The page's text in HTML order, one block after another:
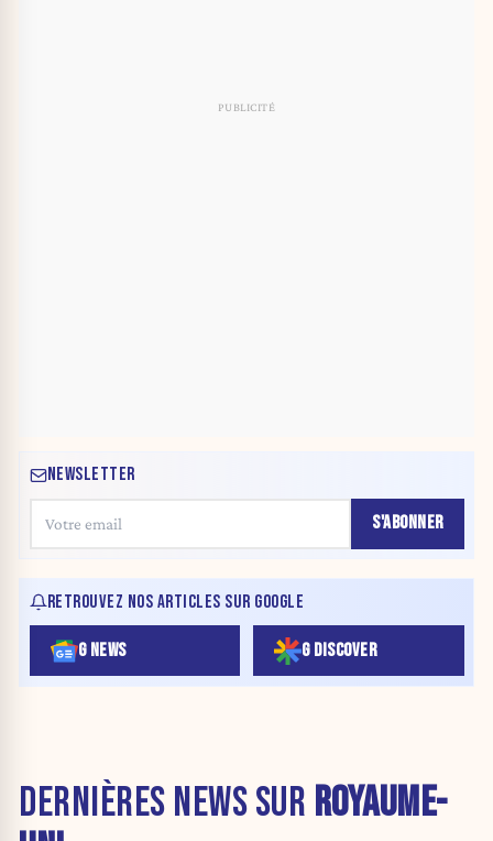
NEWSLETTER
S'ABONNER
RETROUVEZ NOS ARTICLES SUR GOOGLE
G NEWS G DISCOVER
DERNIÈRES NEWS SUR ROYAUME-